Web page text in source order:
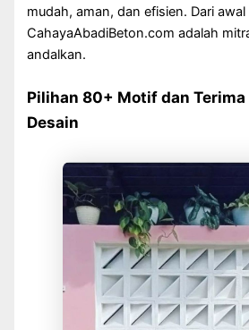
mudah, aman, dan efisien. Dari
CahayaAbadiBeton.com adalah
andalkan.
Pilihan 80+ Motif dan
Desain